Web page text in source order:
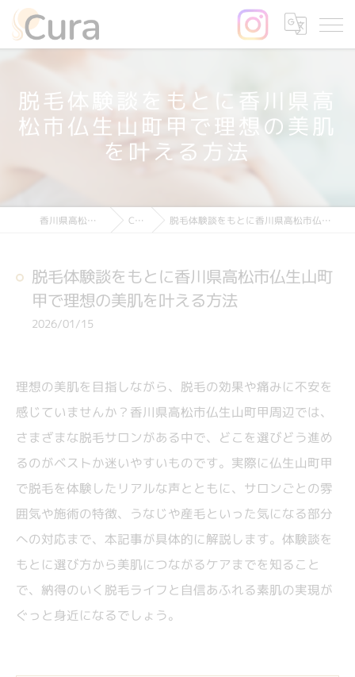
脱毛体験談をもとに香川県高
松市仏生山町甲で理想の美肌
を叶える方法
香川県高松の脱毛ならCura Column 脱毛体験談をもとに香川県高松市仏生山町甲で理想の美肌を叶える方法
脱毛体験談をもとに香川県高松市仏生山町
甲で理想の美肌を叶える方法
2026/01/15
理想の美肌を目指しながら、脱毛の効果や痛みに不安を
感じていませんか？香川県高松市仏生山町甲周辺では、
さまざまな脱毛サロンがある中で、どこを選びどう進め
るのがベストか迷いやすいものです。実際に仏生山町甲
で脱毛を体験したリアルな声とともに、サロンごとの雰
囲気や施術の特徴、うなじや産毛といった気になる部分
への対応まで、本記事が具体的に解説します。体験談を
もとに選び方から美肌につながるケアまでを知ること
で、納得のいく脱毛ライフと自信あふれる素肌の実現が
ぐっと身近になるでしょう。